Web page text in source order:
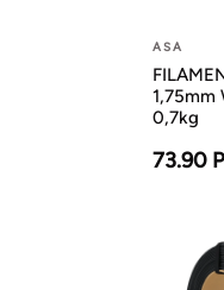
ASA
1,75mm
0,7kg
73.90